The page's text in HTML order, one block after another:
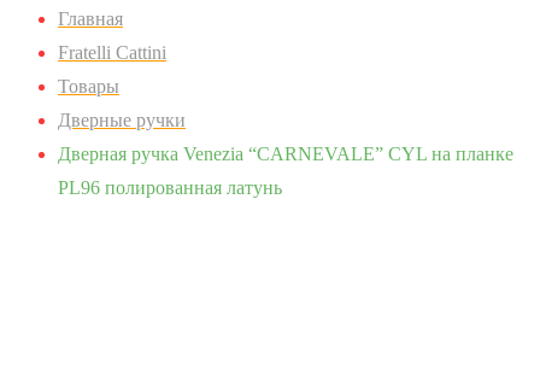
Главная
Fratelli Cattini
Товары
Дверные ручки
Дверная ручка Venezia “CARNEVALE” CYL на планке
PL96 полированная латунь